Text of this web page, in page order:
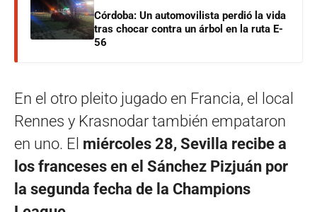
Córdoba: Un automovilista perdió la vida
tras chocar contra un árbol en la ruta E-
56
En el otro pleito jugado en Francia, el local
Rennes y Krasnodar también empataron
en uno. El miércoles 28, Sevilla recibe a
los franceses en el Sánchez Pizjuán por
la segunda fecha de la Champions